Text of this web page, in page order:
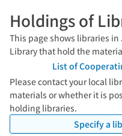
Holdings of
This page shows libraries
Library that hold the
List of
Please contact your local
materials or whether it is
holding libraries.
Specify a